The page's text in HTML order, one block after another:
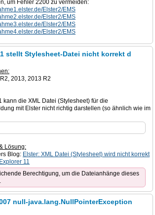
um Fehler 2200 zu vermeiden:
Elster2/EMS
Elster2/EMS
Elster2/EMS
Elster2/EMS
stellt Stylesheet-Datei nicht korrekt d
2013, 2013 R2
kann die XML Datei (Stylesheet) für die
mit Elster nicht richtig darstellen (so ähnlich wie im
Lösung:
Blog: Elster: XML Datei (Stylesheet) wird nicht korrekt
11
Berechtigung, um die Dateianhänge dieses
null-java.lang.NullPointerException